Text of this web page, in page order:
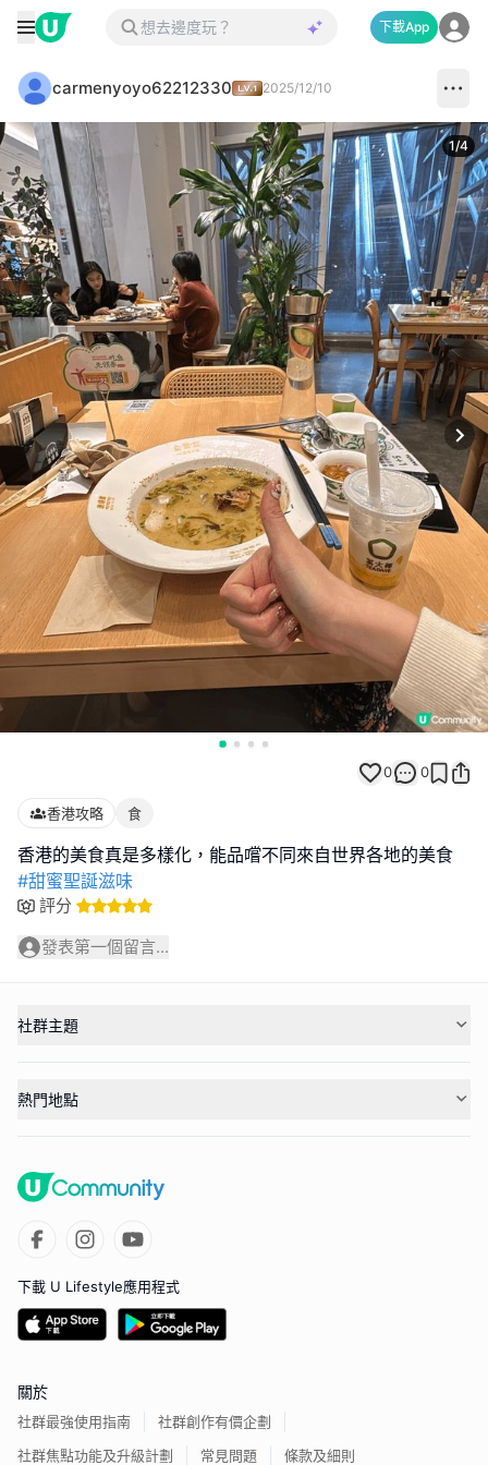
下載App
carmenyoyo62212330 2025/12/10
1/4
0 0
香港攻略 食
#甜蜜聖誕滋味
評分
發表第一個留言...
社群主題
熱門地點
下載 U Lifestyle應用程式
關於
社群最強使用指南
社群創作有價企劃
社群焦點功能及升級計劃
常見問題 條款及細則